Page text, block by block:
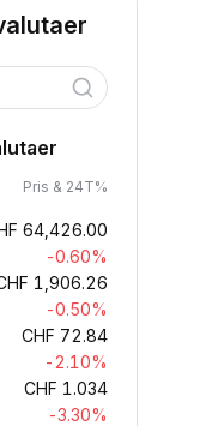
Pris & 24T%
64,426.00
-0.60%
1,906.26
-0.50%
CHF 72.84
-2.10%
CHF 1.034
-3.30%